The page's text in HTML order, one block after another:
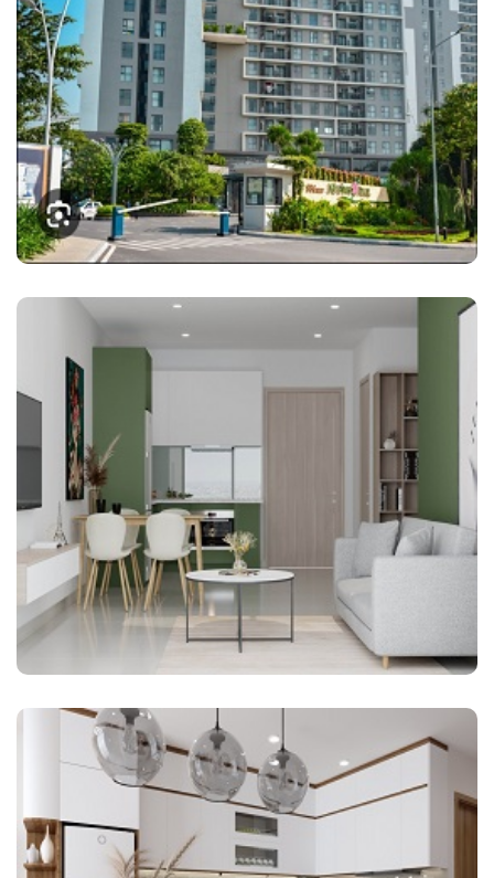
The Tonkin T2 trục 12a ( MR TIẾN )
Hoàn thiện căn hộ MỸ ĐÌNH PEARL
Căn 1 ngủ cộng1 43MV